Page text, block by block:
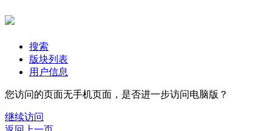
搜索
版块列表
用户信息
您访问的页面无手机页面，是否进一步访问电脑版？
继续访问